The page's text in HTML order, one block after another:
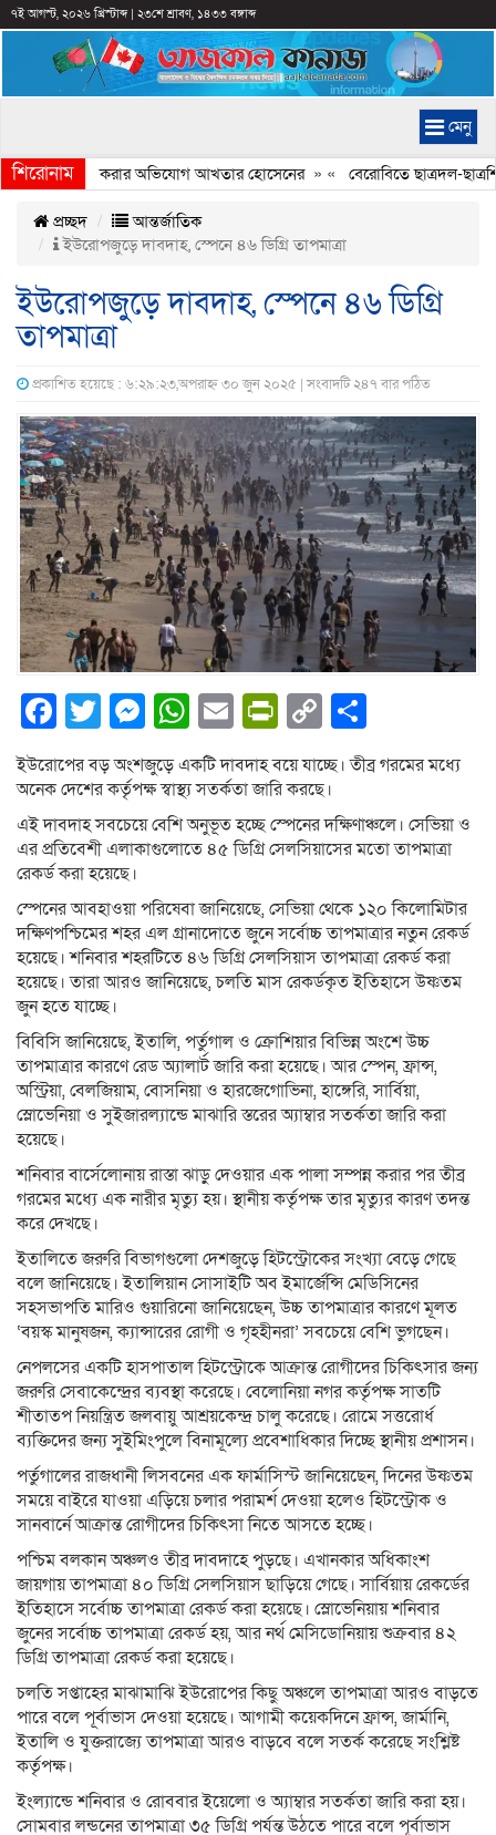
৭ই আগস্ট, ২০২৬ খ্রিস্টাব্দ| ২৩শে শ্রাবণ, ১৪৩৩ বঙ্গাব্দ
মেনু
শিরোনাম
ইতিহাস বিকৃত করার অভিযোগ আখতার হোসেনের» « বেরোবিতে ছাত্রদল-
প্রচ্ছদ
আন্তর্জাতিক
ইউরোপজুড়ে দাবদাহ, স্পেনে ৪৬ ডিগ্রি তাপমাত্রা
ইউরোপজুড়ে দাবদাহ, স্পেনে ৪৬ ডিগ্রি
তাপমাত্রা
প্রকাশিত হয়েছে : ৬:২৯:২৩,অপরাহ্ন ৩০ জুন ২০২৫ | সংবাদটি ২৪৭ বার পঠিত
Facebook
Twitter
Messenger
WhatsApp
EmailPrintFriendly
Copy
Link
ইউরোপের বড় অংশজুড়ে একটি দাবদাহ বয়ে যাচ্ছে। তীব্র গরমের মধ্যে
অনেক দেশের কর্তৃপক্ষ স্বাস্থ্য সতর্কতা জারি করছে।
এই দাবদাহ সবচেয়ে বেশি অনুভূত হচ্ছে স্পেনের দক্ষিণাঞ্চলে। সেভিয়া ও
এর প্রতিবেশী এলাকাগুলোতে ৪৫ ডিগ্রি সেলসিয়াসের মতো তাপমাত্রা
রেকর্ড করা হয়েছে।
স্পেনের আবহাওয়া পরিষেবা জানিয়েছে, সেভিয়া থেকে ১২০ কিলোমিটার
দক্ষিণপশ্চিমের শহর এল গ্রানাদোতে জুনে সর্বোচ্চ তাপমাত্রার নতুন রেকর্ড
হয়েছে। শনিবার শহরটিতে ৪৬ ডিগ্রি সেলসিয়াস তাপমাত্রা রেকর্ড করা
হয়েছে। তারা আরও জানিয়েছে, চলতি মাস রেকর্ডকৃত ইতিহাসে উষ্ণতম
জুন হতে যাচ্ছে।
বিবিসি জানিয়েছে, ইতালি, পর্তুগাল ও ক্রোশিয়ার বিভিন্ন অংশে উচ্চ
তাপমাত্রার কারণে রেড অ্যালার্ট জারি করা হয়েছে। আর স্পেন, ফ্রান্স,
অস্ট্রিয়া, বেলজিয়াম, বোসনিয়া ও হারজেগোভিনা, হাঙ্গেরি, সার্বিয়া,
স্লোভেনিয়া ও সুইজারল্যান্ডে মাঝারি স্তরের অ্যাম্বার সতর্কতা জারি করা
হয়েছে।
শনিবার বার্সেলোনায় রাস্তা ঝাড়ু দেওয়ার এক পালা সম্পন্ন করার পর তীব্র
গরমের মধ্যে এক নারীর মৃত্যু হয়। স্থানীয় কর্তৃপক্ষ তার মৃত্যুর কারণ তদন্ত
করে দেখছে।
ইতালিতে জরুরি বিভাগগুলো দেশজুড়ে হিটস্ট্রোকের সংখ্যা বেড়ে গেছে
বলে জানিয়েছে। ইতালিয়ান সোসাইটি অব ইমার্জেন্সি মেডিসিনের
সহসভাপতি মারিও গুয়ারিনো জানিয়েছেন, উচ্চ তাপমাত্রার কারণে মূলত
‘বয়স্ক মানুষজন, ক্যান্সারের রোগী ও গৃহহীনরা’ সবচেয়ে বেশি ভুগছেন।
নেপলসের একটি হাসপাতাল হিটস্ট্রোকে আক্রান্ত রোগীদের চিকিৎসার জন্য
জরুরি সেবাকেন্দ্রের ব্যবস্থা করেছে। বেলোনিয়া নগর কর্তৃপক্ষ সাতটি
শীতাতপ নিয়ন্ত্রিত জলবায়ু আশ্রয়কেন্দ্র চালু করেছে। রোমে সত্তরোর্ধ
ব্যক্তিদের জন্য সুইমিংপুলে বিনামূল্যে প্রবেশাধিকার দিচ্ছে স্থানীয় প্রশাসন।
পর্তুগালের রাজধানী লিসবনের এক ফার্মাসিস্ট জানিয়েছেন, দিনের উষ্ণতম
সময়ে বাইরে যাওয়া এড়িয়ে চলার পরামর্শ দেওয়া হলেও হিটস্ট্রোক ও
সানবার্নে আক্রান্ত রোগীদের চিকিৎসা নিতে আসতে হচ্ছে।
পশ্চিম বলকান অঞ্চলও তীব্র দাবদাহে পুড়ছে। এখানকার অধিকাংশ
জায়গায় তাপমাত্রা ৪০ ডিগ্রি সেলসিয়াস ছাড়িয়ে গেছে। সার্বিয়ায় রেকর্ডের
ইতিহাসে সর্বোচ্চ তাপমাত্রা রেকর্ড করা হয়েছে। স্লোভেনিয়ায় শনিবার
জুনের সর্বোচ্চ তাপমাত্রা রেকর্ড হয়, আর নর্থ মেসিডোনিয়ায় শুক্রবার ৪২
ডিগ্রি তাপমাত্রা রেকর্ড করা হয়েছে।
চলতি সপ্তাহের মাঝামাঝি ইউরোপের কিছু অঞ্চলে তাপমাত্রা আরও বাড়তে
পারে বলে পূর্বাভাস দেওয়া হয়েছে। আগামী কয়েকদিনে ফ্রান্স, জার্মানি,
ইতালি ও যুক্তরাজ্যে তাপমাত্রা আরও বাড়বে বলে সতর্ক করেছে সংশ্লিষ্ট
কর্তৃপক্ষ।
ইংল্যান্ডে শনিবার ও রোববার ইয়েলো ও অ্যাম্বার সতর্কতা জারি করা হয়।
সোমবার লন্ডনের তাপমাত্রা ৩৫ ডিগ্রি পর্যন্ত উঠতে পারে বলে পূর্বাভাস